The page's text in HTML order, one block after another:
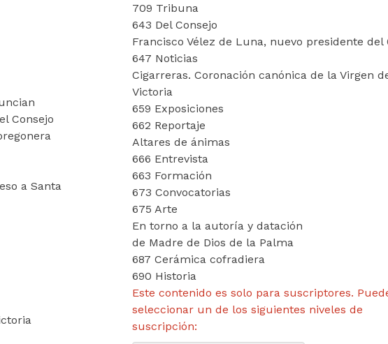
Consejo
a Santa
709 Tribuna
643 Del Consejo
Francisco Vélez de Luna, nuevo presidente del
647 Noticias
Cigarreras. Coronación canónica de la Virgen
Victoria
659 Exposiciones
662 Reportaje
Altares de ánimas
666 Entrevista
663 Formación
673 Convocatorias
675 Arte
En torno a la autoría y datación
de Madre de Dios de la Palma
687 Cerámica cofradiera
690 Historia
Este contenido es solo para suscriptores.
seleccionar un de los siguientes niveles de
suscripción: